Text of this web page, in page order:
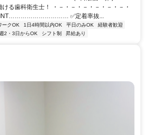
ける歯科衛生士！ ・－・－・－・－・－・－・
✅定着率抜...
ークOK 1日4時間以内OK 平日のみOK
経験者歓迎
2・3日からOK シフト制 昇給あり